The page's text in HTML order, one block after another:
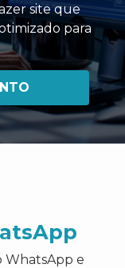
site que
para
WhatsApp e